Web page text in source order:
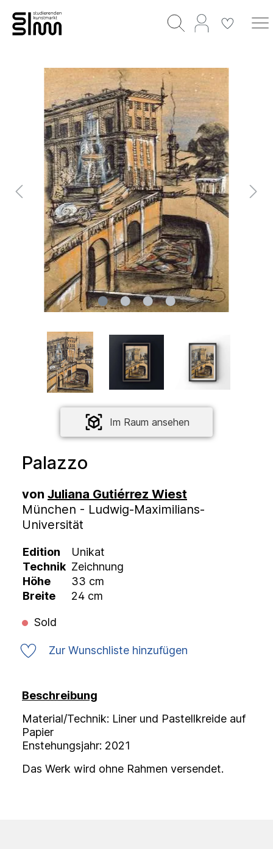
Im Raum ansehen
Palazzo
von Juliana Gutiérrez Wiest
München - Ludwig-Maximilians-
Universität
Edition
Unikat
Technik Zeichnung
Höhe
33 cm
Breite
24 cm
Sold
Zur Wunschliste hinzufügen
Beschreibung
Material/Technik: Liner und Pastellkreide auf
Papier
Enstehungsjahr: 2021
Das Werk wird ohne Rahmen versendet.